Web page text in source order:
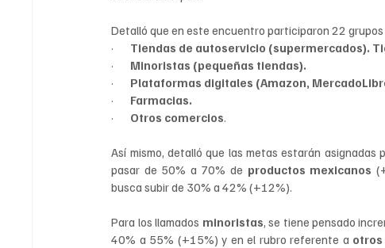
Detalló que en este encuentro participaron 22
· Tiendas de autoservicio (supermercados).
· Minoristas (pequeñas tiendas).
· Plataformas digitales (Amazon,
· Farmacias.
· Otros comercios
Así mismo, detalló que las metas estarán
pasar de 50% a 70% de productos mexicanos
busca subir de 30% a 42% (+12%).
Para los llamados minoristas , se tiene pensado
40% a 55% (+15%) y en el rubro referente a otros